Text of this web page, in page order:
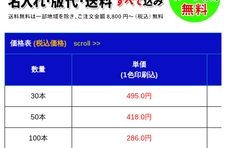
価格表 (税込価格) scroll >>
数量
単価
(1色印刷込)
30本 495.0円
50本 418.0円
100本 286.0円